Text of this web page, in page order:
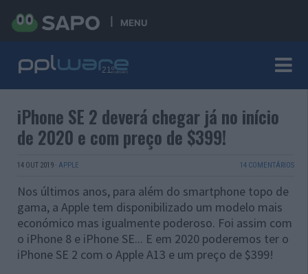
MENU
iPhone SE 2 deverá chegar já no início
de 2020 e com preço de $399!
14 OUT 2019 · APPLE 14 COMENTÁRIOS
Nos últimos anos, para além do smartphone topo de
gama, a Apple tem disponibilizado um modelo mais
económico mas igualmente poderoso. Foi assim com
o iPhone 8 e iPhone SE... E em 2020 poderemos ter o
iPhone SE 2 com o Apple A13 e um preço de $399!